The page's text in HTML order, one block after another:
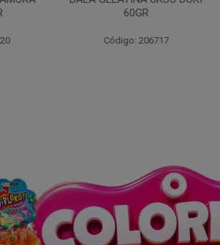
DORI 60
Código: 206719